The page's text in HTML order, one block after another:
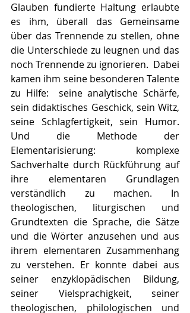
Glauben fundierte Haltung erlaubte
es ihm, überall das Gemeinsame
über das Trennende zu stellen, ohne
die Unterschiede zu leugnen und das
noch Trennende zu ignorieren.  Dabei
kamen ihm seine besonderen Talente
zu Hilfe:  seine analytische Schärfe,
sein didaktisches Geschick, sein Witz,
seine Schlagfertigkeit, sein Humor.
Und die Methode der
Elementarisierung: komplexe
Sachverhalte durch Rückführung auf
ihre elementaren Grundlagen
verständlich zu machen. In
theologischen, liturgischen und
Grundtexten die Sprache, die Sätze
und die Wörter anzusehen und aus
ihrem elementaren Zusammenhang
zu verstehen. Er konnte dabei aus
seiner enzyklopädischen Bildung,
seiner Vielsprachigkeit, seiner
theologischen, philologischen und